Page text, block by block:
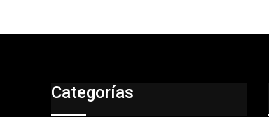
Categorías